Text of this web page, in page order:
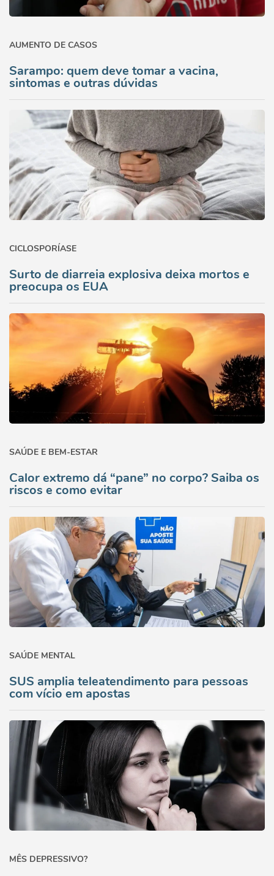
AUMENTO DE CASOS
Sarampo: quem deve tomar a vacina,
sintomas e outras dúvidas
CICLOSPORÍASE
Surto de diarreia explosiva deixa mortos e
preocupa os EUA
SAÚDE E BEM-ESTAR
Calor extremo dá “pane” no corpo? Saiba os
riscos e como evitar
SAÚDE MENTAL
SUS amplia teleatendimento para pessoas
com vício em apostas
MÊS DEPRESSIVO?